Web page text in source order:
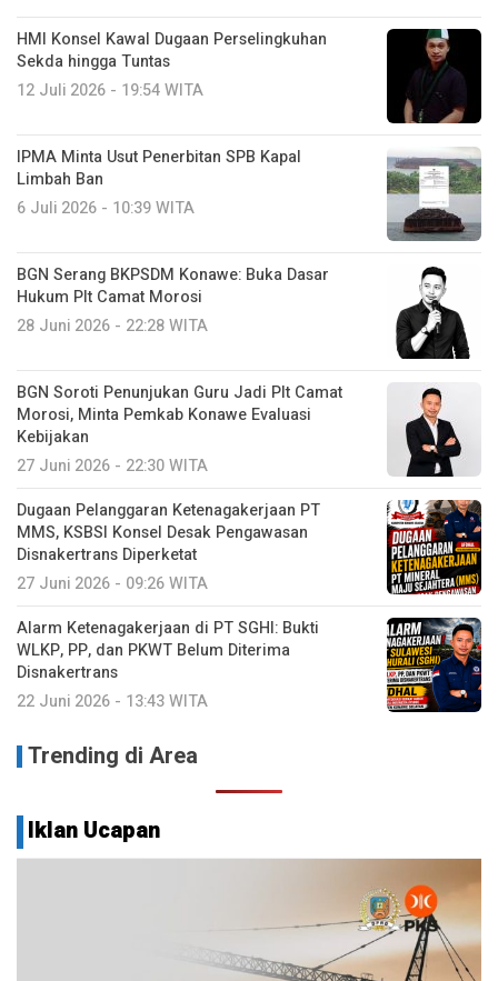
HMI Konsel Kawal Dugaan Perselingkuhan
Sekda hingga Tuntas
12 Juli 2026 - 19:54 WITA
IPMA Minta Usut Penerbitan SPB Kapal
Limbah Ban
6 Juli 2026 - 10:39 WITA
BGN Serang BKPSDM Konawe: Buka Dasar
Hukum Plt Camat Morosi
28 Juni 2026 - 22:28 WITA
BGN Soroti Penunjukan Guru Jadi Plt Camat
Morosi, Minta Pemkab Konawe Evaluasi
Kebijakan
27 Juni 2026 - 22:30 WITA
Dugaan Pelanggaran Ketenagakerjaan PT
MMS, KSBSI Konsel Desak Pengawasan
Disnakertrans Diperketat
27 Juni 2026 - 09:26 WITA
Alarm Ketenagakerjaan di PT SGHI: Bukti
WLKP, PP, dan PKWT Belum Diterima
Disnakertrans
22 Juni 2026 - 13:43 WITA
Trending di Area
Iklan Ucapan